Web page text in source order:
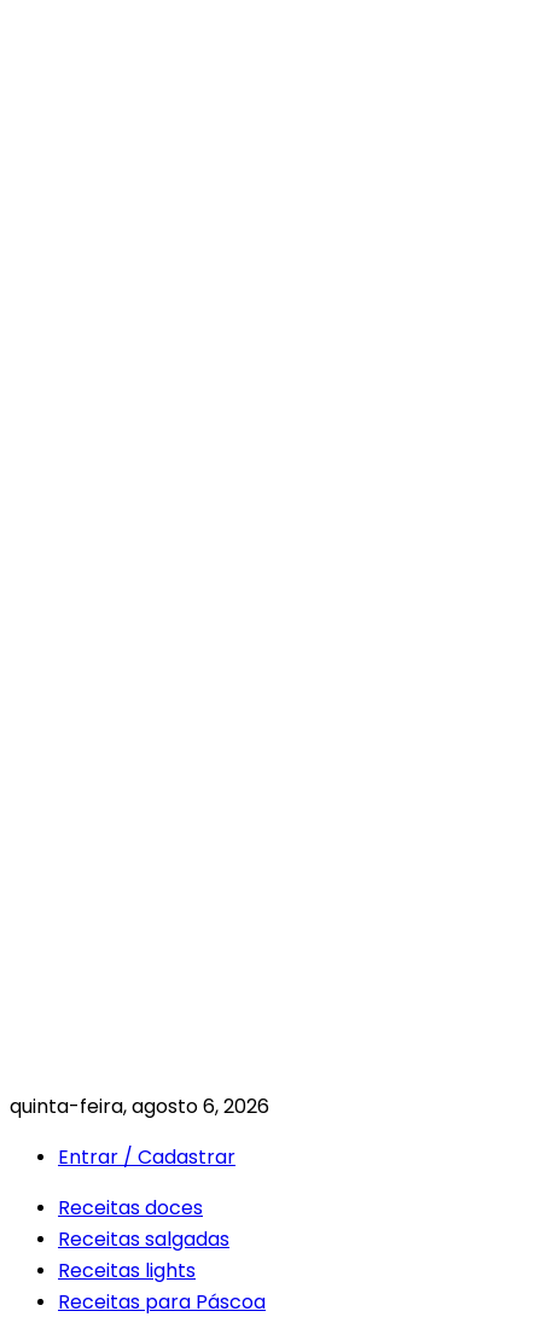
quinta-feira, agosto 6, 2026
Entrar / Cadastrar
Receitas doces
Receitas salgadas
Receitas lights
Receitas para Páscoa